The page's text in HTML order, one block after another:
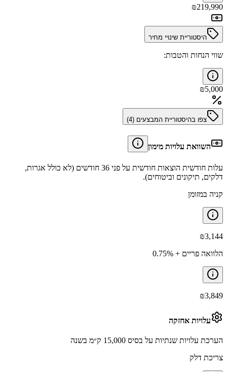
₪219,990
היסטוריית שינויי מחיר
שווי הנחות והטבות:
₪5,000
צפו בהיסטוריית המבצעים (4
)
השוואת עלויות מימון
עלות חודשית הוצאות חודשית על פני 36 חודשים (לא כולל אגרות,
דלקים, תיקונים וביטוחים).
קניה במזומן
₪3,144
הלוואה פריים + 0.75%
₪3,849
עלויות אחזקה
הערכת עלויות שנתיות על בסיס 15,000 ק״מ בשנה
צריכת דלק